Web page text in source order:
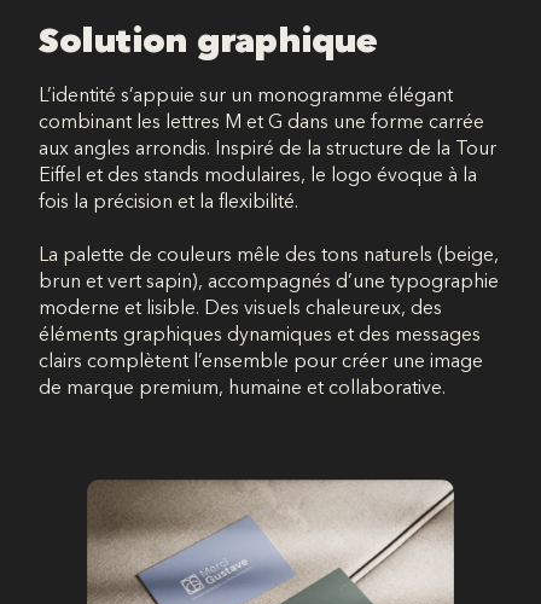
Solution graphique
L’identité s’appuie sur un monogramme élégant
combinant les lettres M et G dans une forme carrée
aux angles arrondis. Inspiré de la structure de la Tour
Eiffel et des stands modulaires, le logo évoque à la
fois la précision et la flexibilité.
La palette de couleurs mêle des tons naturels (beige,
brun et vert sapin), accompagnés d’une typographie
moderne et lisible. Des visuels chaleureux, des
éléments graphiques dynamiques et des messages
clairs complètent l’ensemble pour créer une image
de marque premium, humaine et collaborative.